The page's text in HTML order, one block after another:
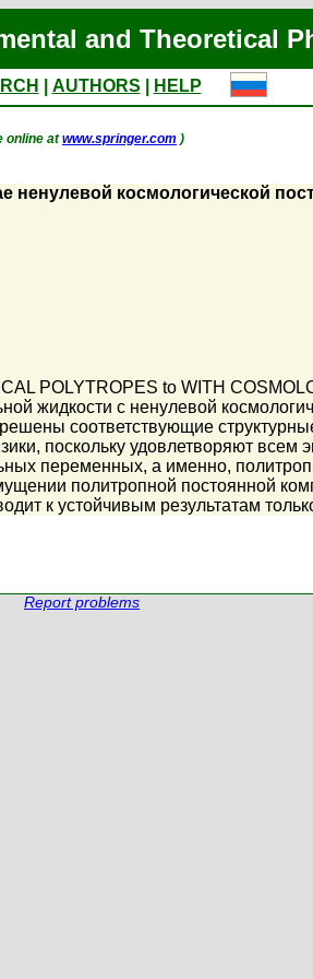
and Theoretical
AUTHORS
HELP
online atwww.springer.com )
ненулевой космологической
POLYTROPES to WITH
жидкости с ненулевой
соответствующие
поскольку удовлетворяют всем
переменных, а именно,
политропной постоянной
к устойчивым результатам
Report problems